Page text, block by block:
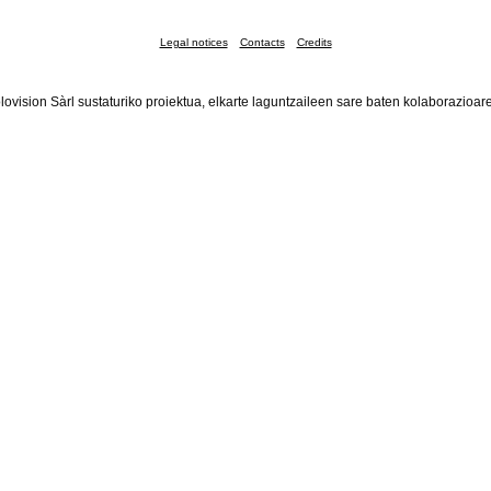
Legal notices Contacts Credits
Sàrl sustaturiko proiektua, elkarte laguntzaileen sare baten